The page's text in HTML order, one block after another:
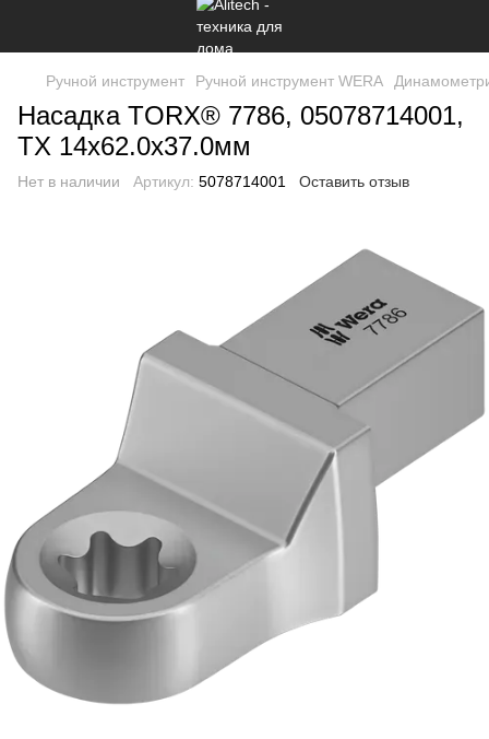
Ручной инструмент Ручной инструмент WERA
Насадка TORX® 7786, 05078714001,
TX 14x62.0x37.0мм
Нет в наличии Артикул: 5078714001 Оставить отзыв